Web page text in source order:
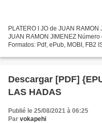
PLATERO I JO de JUAN
JUAN RAMON JIMENEZ
Formatos: Pdf, ePub, MOBI, FB2
Descargar [PDF]
LAS HADAS
Publié le 25/08/2021 à 06:25
Par vokapehi